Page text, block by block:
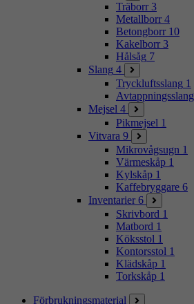
Träborr 3
Metallborr 4
Betongborr 10
Kakelborr 3
Hålsåg 7
Slang 4
Tryckluftsslang 1
Avtappningsslang
Mejsel 4
Pikmejsel 1
Vitvara 9
Mikrovågsugn 1
Värmeskåp 1
Kylskåp 1
Kaffebryggare 6
Inventarier 6
Skrivbord 1
Matbord 1
Köksstol 1
Kontorsstol 1
Klädskåp 1
Torkskåp 1
Förbrukningsmaterial